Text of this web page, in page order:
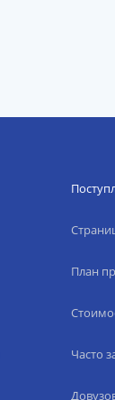
План
Часто